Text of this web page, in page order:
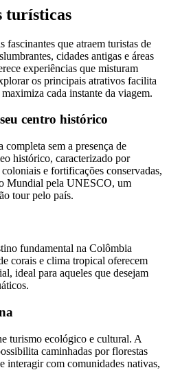
turísticas
fascinantes que atraem turistas de
cidades antigas e áreas
experiências que misturam
os principais atrativos facilita
cada instante da viagem.
centro histórico
sem a presença de
histórico, caracterizado por
e fortificações conservadas,
Mundial pela UNESCO, um
tour pelo país.
fundamental na Colômbia
corais e clima tropical oferecem
ideal para aqueles que desejam
turismo ecológico e cultural. A
caminhadas por florestas
interagir com comunidades nativas,